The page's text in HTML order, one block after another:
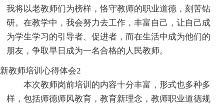
我将以老教师们为榜样，恪守教师的职业道德，刻苦钻
研。在教学中，我会努力去工作，丰富自己，让自己成
为学生学习的引导者、促进者，而在生活中成为他们的
朋友，争取早日成为一名合格的人民教师。
新教师培训心得体会2
本次教师岗前培训的内容十分丰富，形式也多种多
样，包括师德师风教育，教育新理念，教师职业道德规